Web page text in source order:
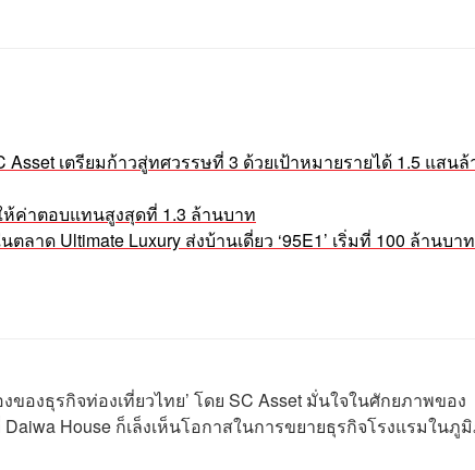
เตรียมก้าวสู่ทศวรรษที่ 3 ด้วยเป้าหมายรายได้ 1.5 แสนล้
ห้ค่าตอบแทนสูงสุดที่ 1.3 ล้านบาท
าด Ultimate Luxury ส่งบ้านเดี่ยว ‘95E1’ เริ่มที่ 100 ล้านบา
องธุรกิจท่องเที่ยวไทย’ โดย SC Asset มั่นใจในศักยภาพของ
House ก็เล็งเห็นโอกาสในการขยายธุรกิจโรงแรมในภู